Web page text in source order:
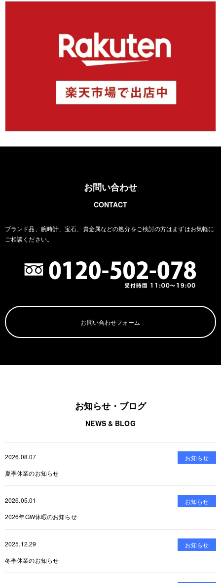
お問い合わせ
CONTACT
ブランド品、腕時計、宝石、貴金属などの処分をご検討の方はまずはお気軽に
ご相談ください。
お問い合わせフォーム
お知らせ・ブログ
NEWS & BLOG
2026.08.07
お知らせ
夏季休業のお知らせ
2026.05.01
お知らせ
2026年GW休暇のお知らせ
2025.12.29
お知らせ
冬季休業のお知らせ